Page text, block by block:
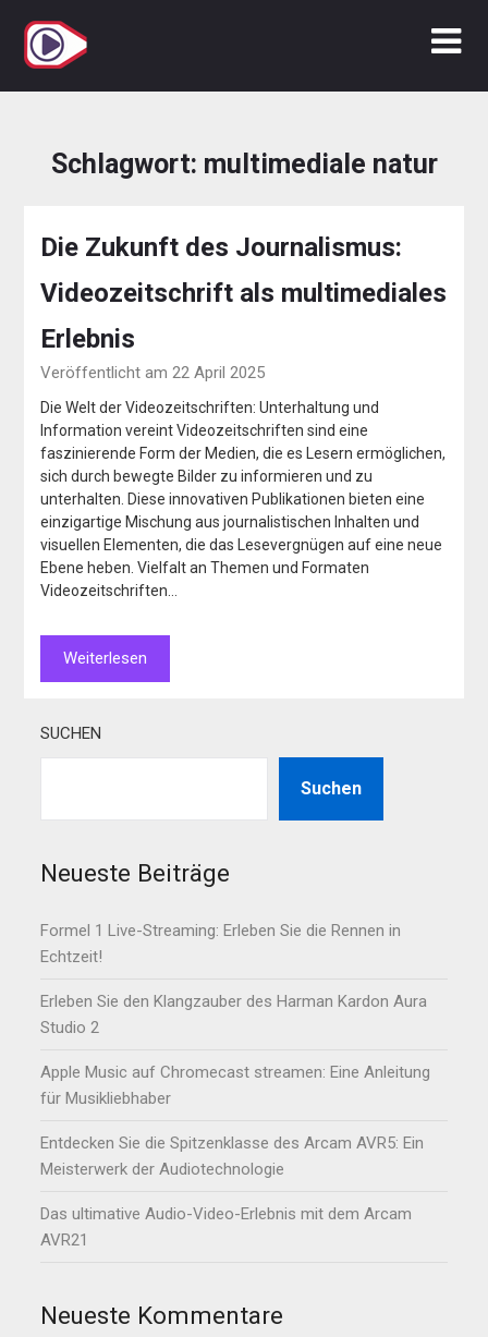
Inhalt
springen
Schlagwort: multimediale natur
Die Zukunft des Journalismus:
Videozeitschrift als multimediales
Erlebnis
Veröffentlicht am 22 April 2025
Die Welt der Videozeitschriften: Unterhaltung und
Information vereint Videozeitschriften sind eine
faszinierende Form der Medien, die es Lesern ermöglichen,
sich durch bewegte Bilder zu informieren und zu
unterhalten. Diese innovativen Publikationen bieten eine
einzigartige Mischung aus journalistischen Inhalten und
visuellen Elementen, die das Lesevergnügen auf eine neue
Ebene heben. Vielfalt an Themen und Formaten
Videozeitschriften…
Weiterlesen
SUCHEN
Suchen
Neueste Beiträge
Formel 1 Live-Streaming: Erleben Sie die Rennen in
Echtzeit!
Erleben Sie den Klangzauber des Harman Kardon Aura
Studio 2
Apple Music auf Chromecast streamen: Eine Anleitung
für Musikliebhaber
Entdecken Sie die Spitzenklasse des Arcam AVR5: Ein
Meisterwerk der Audiotechnologie
Das ultimative Audio-Video-Erlebnis mit dem Arcam
AVR21
Neueste Kommentare